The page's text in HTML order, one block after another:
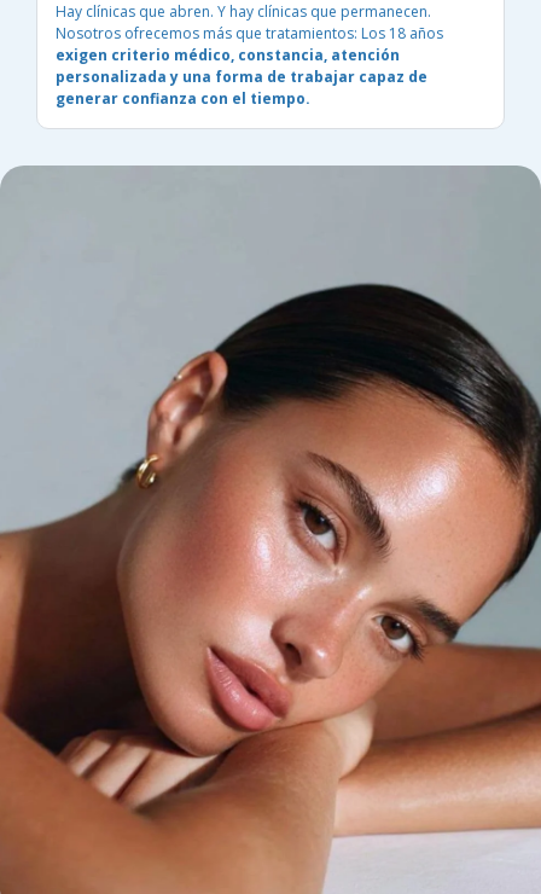
Hay clínicas que abren. Y hay clínicas que permanecen.
Nosotros ofrecemos más que tratamientos: Los 18 años
exigen criterio médico, constancia, atención
personalizada y una forma de trabajar capaz de
generar confianza con el tiempo.